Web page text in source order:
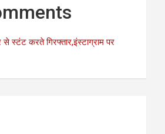
से स्टंट करते गिरफ्तार,इंस्टाग्राम पर